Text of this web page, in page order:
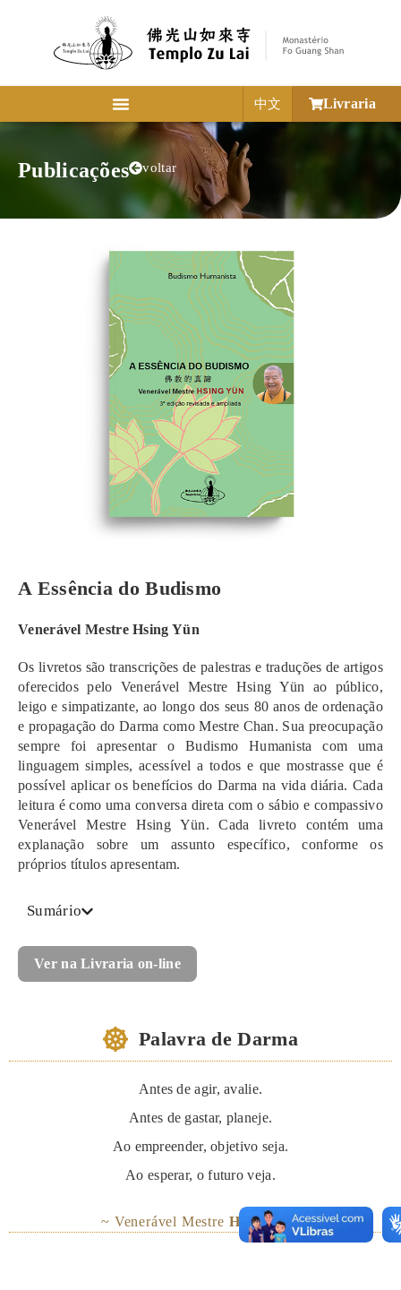
中文 Livraria
Publicações voltar
A Essência do Budismo
Venerável Mestre Hsing Yün
Os livretos são transcrições de palestras e traduções de artigos
oferecidos pelo Venerável Mestre Hsing Yün ao público,
leigo e simpatizante, ao longo dos seus 80 anos de ordenação
e propagação do Darma como Mestre Chan. Sua preocupação
sempre foi apresentar o Budismo Humanista com uma
linguagem simples, acessível a todos e que mostrasse que é
possível aplicar os benefícios do Darma na vida diária. Cada
leitura é como uma conversa direta com o sábio e compassivo
Venerável Mestre Hsing Yün. Cada livreto contém uma
explanação sobre um assunto específico, conforme os
próprios títulos apresentam.
Sumário
Ver na Livraria on-line
Palavra de Darma
Antes de agir, avalie.
Antes de gastar, planeje.
Ao empreender, objetivo seja.
Ao esperar, o futuro veja.
~ Venerável Mestre Hsing Yün